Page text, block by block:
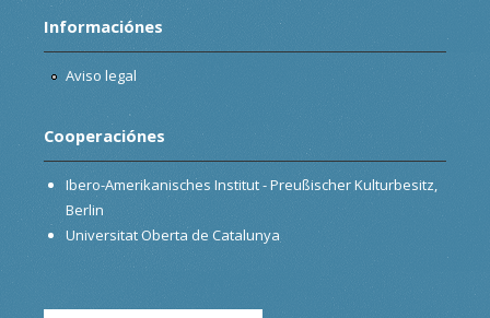
Informaciónes
Aviso legal
Cooperaciónes
Ibero-Amerikanisches Institut - Preußischer Kulturbesitz,
Berlin
Universitat Oberta de Catalunya